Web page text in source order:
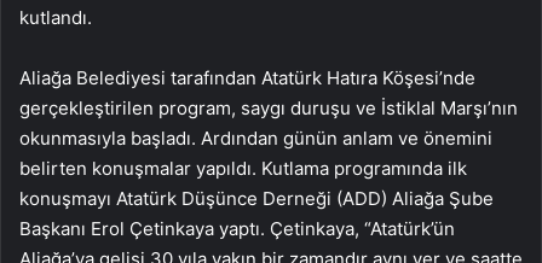
kutlandı.
Aliağa Belediyesi tarafından Atatürk Hatıra Köşesi’nde
gerçekleştirilen program, saygı duruşu ve İstiklal Marşı’nın
okunmasıyla başladı. Ardından günün anlam ve önemini
belirten konuşmalar yapıldı. Kutlama programında ilk
konuşmayı Atatürk Düşünce Derneği (ADD) Aliağa Şube
Başkanı Erol Çetinkaya yaptı. Çetinkaya, “Atatürk’ün